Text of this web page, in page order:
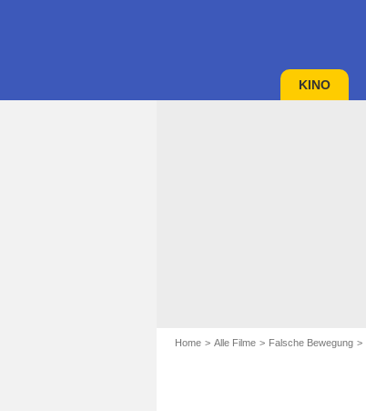
KINO
Home Alle Filme Falsche Bewegung